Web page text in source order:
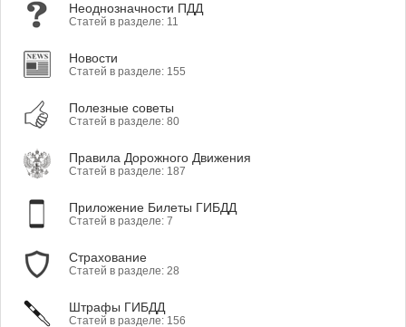
Неоднозначности ПДД
Статей в разделе: 11
Новости
Статей в разделе: 155
Полезные советы
Статей в разделе: 80
Правила Дорожного Движения
Статей в разделе: 187
Приложение Билеты ГИБДД
Статей в разделе: 7
Страхование
Статей в разделе: 28
Штрафы ГИБДД
Статей в разделе: 156